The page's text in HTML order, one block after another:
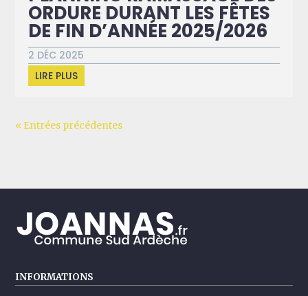
ORDURE DURANT LES FÊTES
DE FIN D’ANNÉE 2025/2026
2 DÉC 2025
LIRE PLUS
« Entrées précédentes
INFORMATIONS